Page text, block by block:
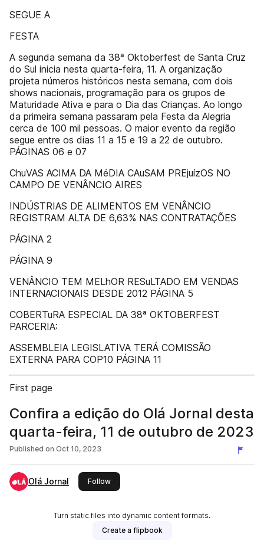
SEGUE A
FESTA
A segunda semana da 38ª Oktoberfest de Santa Cruz
do Sul inicia nesta quarta-feira, 11. A organização
projeta números históricos nesta semana, com dois
shows nacionais, programação para os grupos de
Maturidade Ativa e para o Dia das Crianças. Ao longo
da primeira semana passaram pela Festa da Alegria
cerca de 100 mil pessoas. O maior evento da região
segue entre os dias 11 a 15 e 19 a 22 de outubro.
PÁGINAS 06 e 07
ChuVAS ACIMA DA MéDIA CAuSAM PREjuízOS NO
CAMPO DE VENÂNCIO AIRES
INDÚSTRIAS DE ALIMENTOS EM VENÂNCIO
REGISTRAM ALTA DE 6,63% NAS CONTRATAÇÕES
PÁGINA 2
PÁGINA 9
VENÂNCIO TEM MELhOR RESuLTADO EM VENDAS
INTERNACIONAIS DESDE 2012 PÁGINA 5
COBERTuRA ESPECIAL DA 38ª OKTOBERFEST
PARCERIA:
ASSEMBLEIA LEGISLATIVA TERÁ COMISSÃO
EXTERNA PARA COP10 PÁGINA 11
First page
Confira a edição do Olá Jornal desta
quarta-feira, 11 de outubro de 2023
Published on Oct 10, 2023
Olá Jornal Followthis publisher
Turn static files into dynamic content formats.
Create a flipbook